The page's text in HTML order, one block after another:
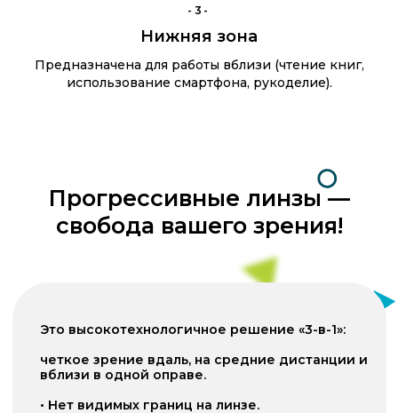
-3-
Нижняя зона
Предназначена для работы вблизи (чтение книг,
использование смартфона, рукоделие).